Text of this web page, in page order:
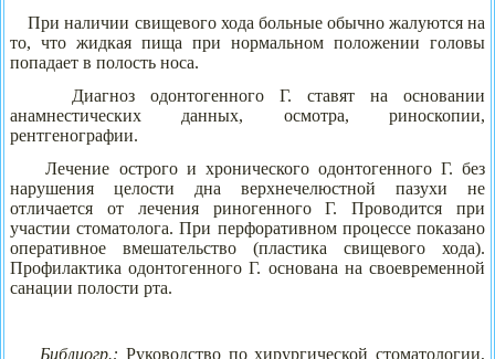
При наличии свищевого хода больные обычно жалуются на
то, что жидкая пища при нормальном положении головы
попадает в полость носа.
Диагноз одонтогенного Г. ставят на основании
анамнестических данных, осмотра, риноскопии,
рентгенографии.
Лечение острого и хронического одонтогенного Г. без
нарушения целости дна верхнечелюстной пазухи не
отличается от лечения риногенного Г. Проводится при
участии стоматолога. При перфоративном процессе показано
оперативное вмешательство (пластика свищевого хода).
Профилактика одонтогенного Г. основана на своевременной
санации полости рта.
Библиогр.: Руководство по хирургической стоматологии,